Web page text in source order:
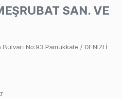
SAN. VE
No:93 Pamukkale / DENİZLİ